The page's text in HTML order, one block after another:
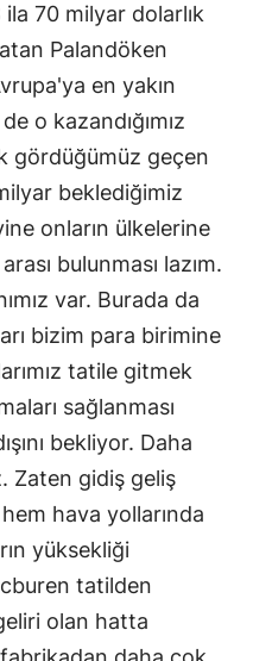
70 milyar dolarlık
Palandöken
en yakın
o kazandığımız
gördüğümüz geçen
beklediğimiz
onların ülkelerine
bulunması lazım.
var. Burada da
bizim para birimine
tatile gitmek
sağlanması
bekliyor. Daha
Zaten gidiş geliş
hava yollarında
yüksekliği
tatilden
olan hatta